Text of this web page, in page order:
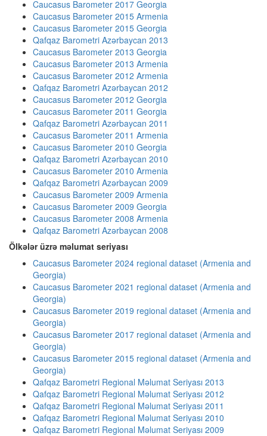
Caucasus Barometer 2017 Georgia
Caucasus Barometer 2015 Armenia
Caucasus Barometer 2015 Georgia
Qafqaz Barometri Azərbaycan 2013
Caucasus Barometer 2013 Georgia
Caucasus Barometer 2013 Armenia
Caucasus Barometer 2012 Armenia
Qafqaz Barometri Azərbaycan 2012
Caucasus Barometer 2012 Georgia
Caucasus Barometer 2011 Georgia
Qafqaz Barometri Azərbaycan 2011
Caucasus Barometer 2011 Armenia
Caucasus Barometer 2010 Georgia
Qafqaz Barometri Azərbaycan 2010
Caucasus Barometer 2010 Armenia
Qafqaz Barometri Azərbaycan 2009
Caucasus Barometer 2009 Armenia
Caucasus Barometer 2009 Georgia
Caucasus Barometer 2008 Armenia
Qafqaz Barometri Azərbaycan 2008
Ölkələr üzrə məlumat seriyası
Caucasus Barometer 2024 regional dataset (Armenia and
Georgia)
Caucasus Barometer 2021 regional dataset (Armenia and
Georgia)
Caucasus Barometer 2019 regional dataset (Armenia and
Georgia)
Caucasus Barometer 2017 regional dataset (Armenia and
Georgia)
Caucasus Barometer 2015 regional dataset (Armenia and
Georgia)
Qafqaz Barometri Regional Məlumat Seriyası 2013
Qafqaz Barometri Regional Məlumat Seriyası 2012
Qafqaz Barometri Regional Məlumat Seriyası 2011
Qafqaz Barometri Regional Məlumat Seriyası 2010
Qafqaz Barometri Regional Məlumat Seriyası 2009